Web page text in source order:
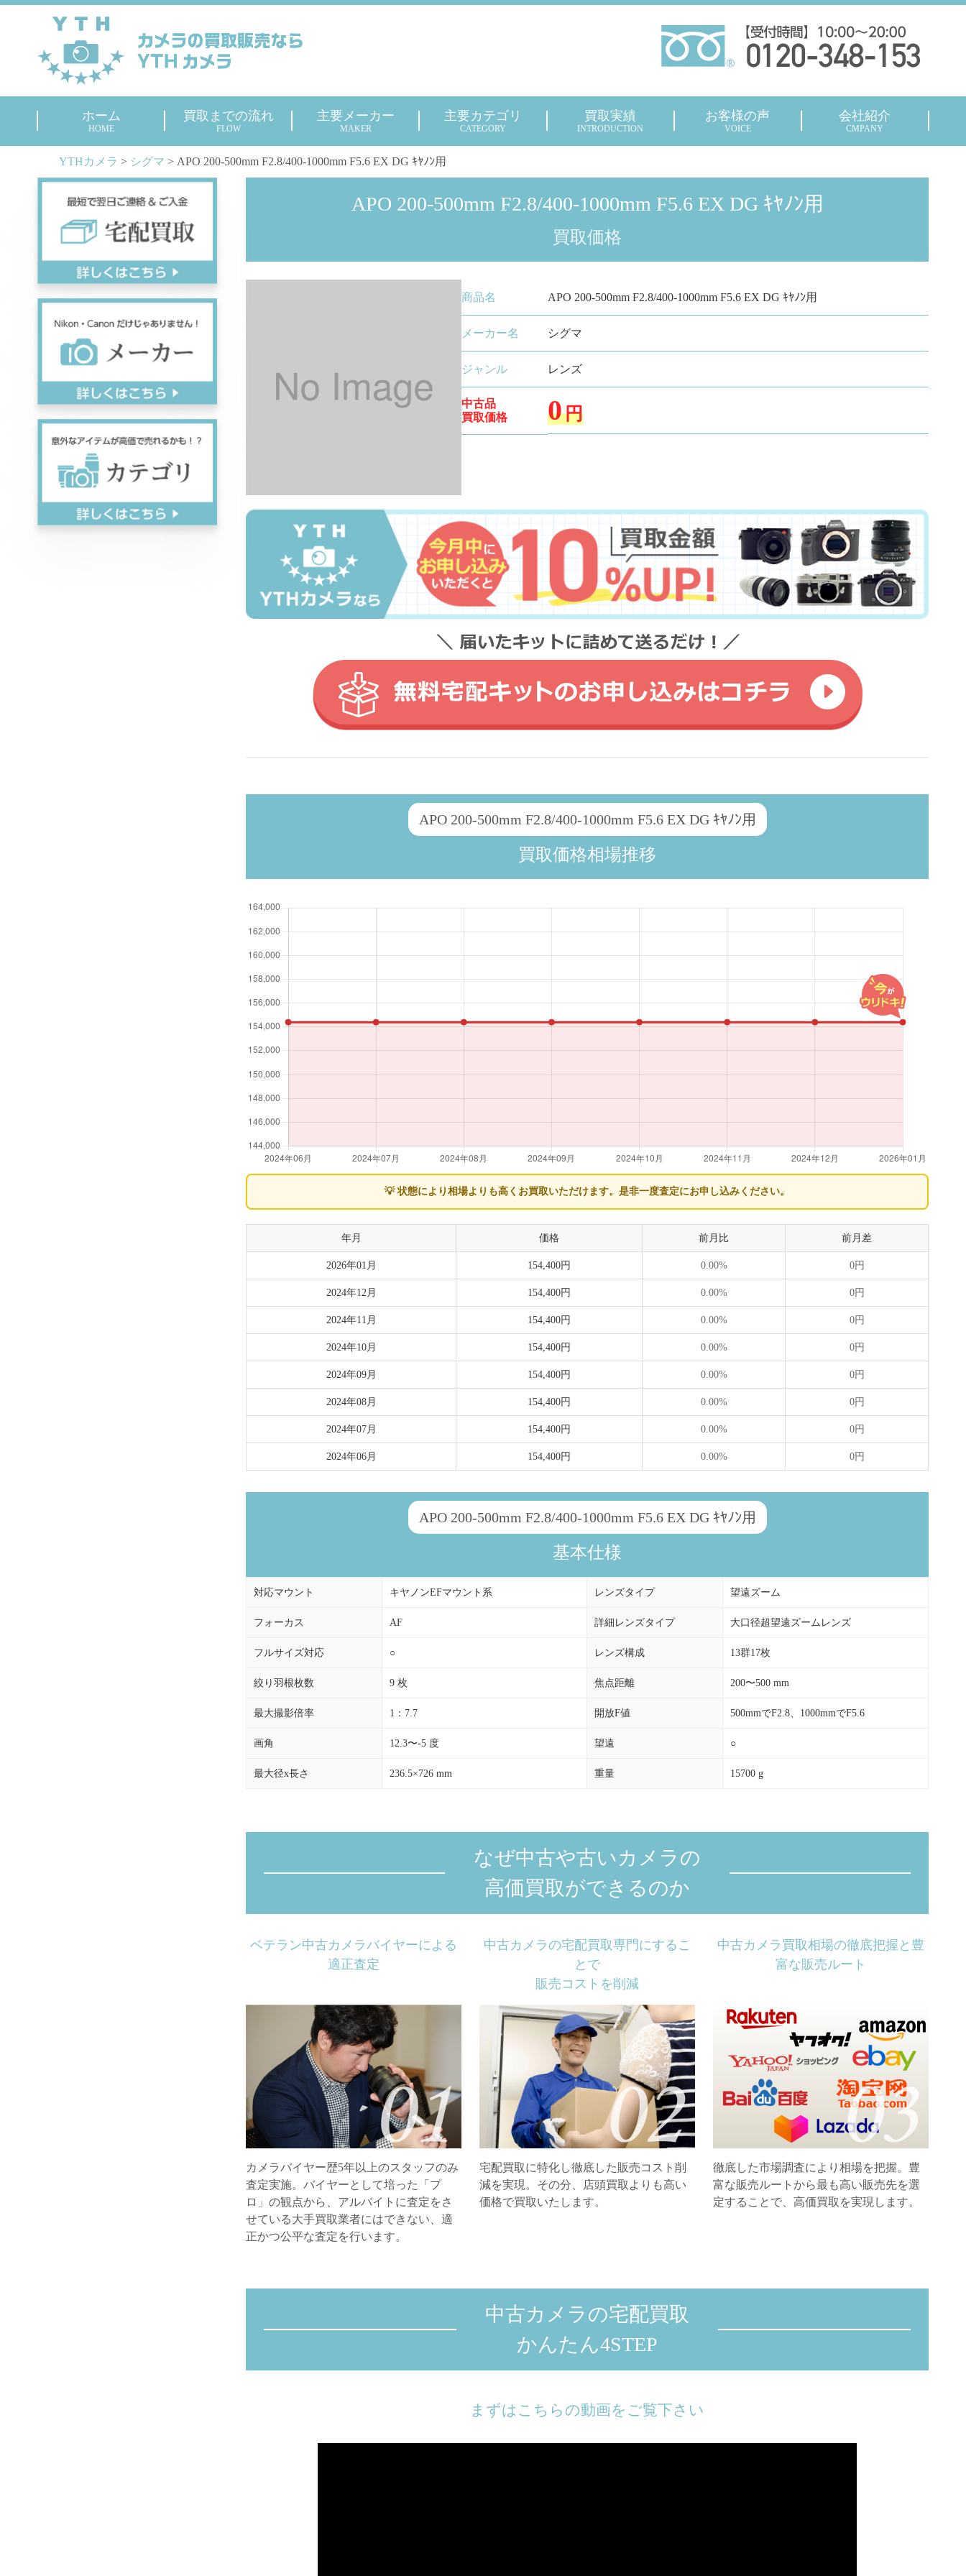
ホーム
HOME
買取までの流れ
FLOW
主要メーカー
MAKER
主要カテゴリ
CATEGORY
買取実績
INTRODUCTION
お客様の声
VOICE
会社紹介
CMPANY
YTHカメラ > シグマ > APO 200-500mm F2.8/400-1000mm F5.6 EX DG ｷﾔﾉﾝ用
APO 200-500mm F2.8/400-1000mm F5.6 EX DG ｷﾔﾉﾝ用
買取価格
商品名 APO 200-500mm F2.8/400-1000mm F5.6 EX DG ｷﾔﾉﾝ用
メーカー名 シグマ
ジャンル レンズ
中古品
買取価格
0円
APO 200-500mm F2.8/400-1000mm F5.6 EX DG ｷﾔﾉﾝ用
買取価格相場推移
💡 状態により相場よりも高くお買取いただけます。 是非一度査定にお申し込みください。
年月 価格 前月比 前月差
2026年01月 154,400円 0.00% 0円
2024年12月 154,400円 0.00% 0円
2024年11月 154,400円 0.00% 0円
2024年10月 154,400円 0.00% 0円
2024年09月 154,400円 0.00% 0円
2024年08月 154,400円 0.00% 0円
2024年07月 154,400円 0.00% 0円
2024年06月 154,400円 0.00% 0円
APO 200-500mm F2.8/400-1000mm F5.6 EX DG ｷﾔﾉﾝ用
基本仕様
対応マウント キヤノンEFマウント系 レンズタイプ 望遠ズーム
フォーカス AF 詳細レンズタイプ 大口径超望遠ズームレンズ
フルサイズ対応 ○ レンズ構成 13群17枚
絞り羽根枚数 9 枚 焦点距離 200〜500 mm
最大撮影倍率 1：7.7 開放F値 500mmでF2.8、1000mmでF5.6
画角 12.3〜-5 度 望遠 ○
最大径x長さ 236.5×726 mm 重量 15700 g
なぜ中古や古いカメラの
高価買取ができるのか
ベテラン中古カメラバイヤーによる
適正査定
カメラバイヤー歴5年以上のスタッフのみ
査定実施。バイヤーとして培った「プ
ロ」の観点から、アルバイトに査定をさ
せている大手買取業者にはできない、適
正かつ公平な査定を行います。
中古カメラの宅配買取専門にするこ
とで
販売コストを削減
宅配買取に特化し徹底した販売コスト削
減を実現。その分、店頭買取よりも高い
価格で買取いたします。
中古カメラ買取相場の徹底把握と豊
富な販売ルート
徹底した市場調査により相場を把握。豊
富な販売ルートから最も高い販売先を選
定することで、高価買取を実現します。
中古カメラの宅配買取
かんたん4STEP
まずはこちらの動画をご覧下さい